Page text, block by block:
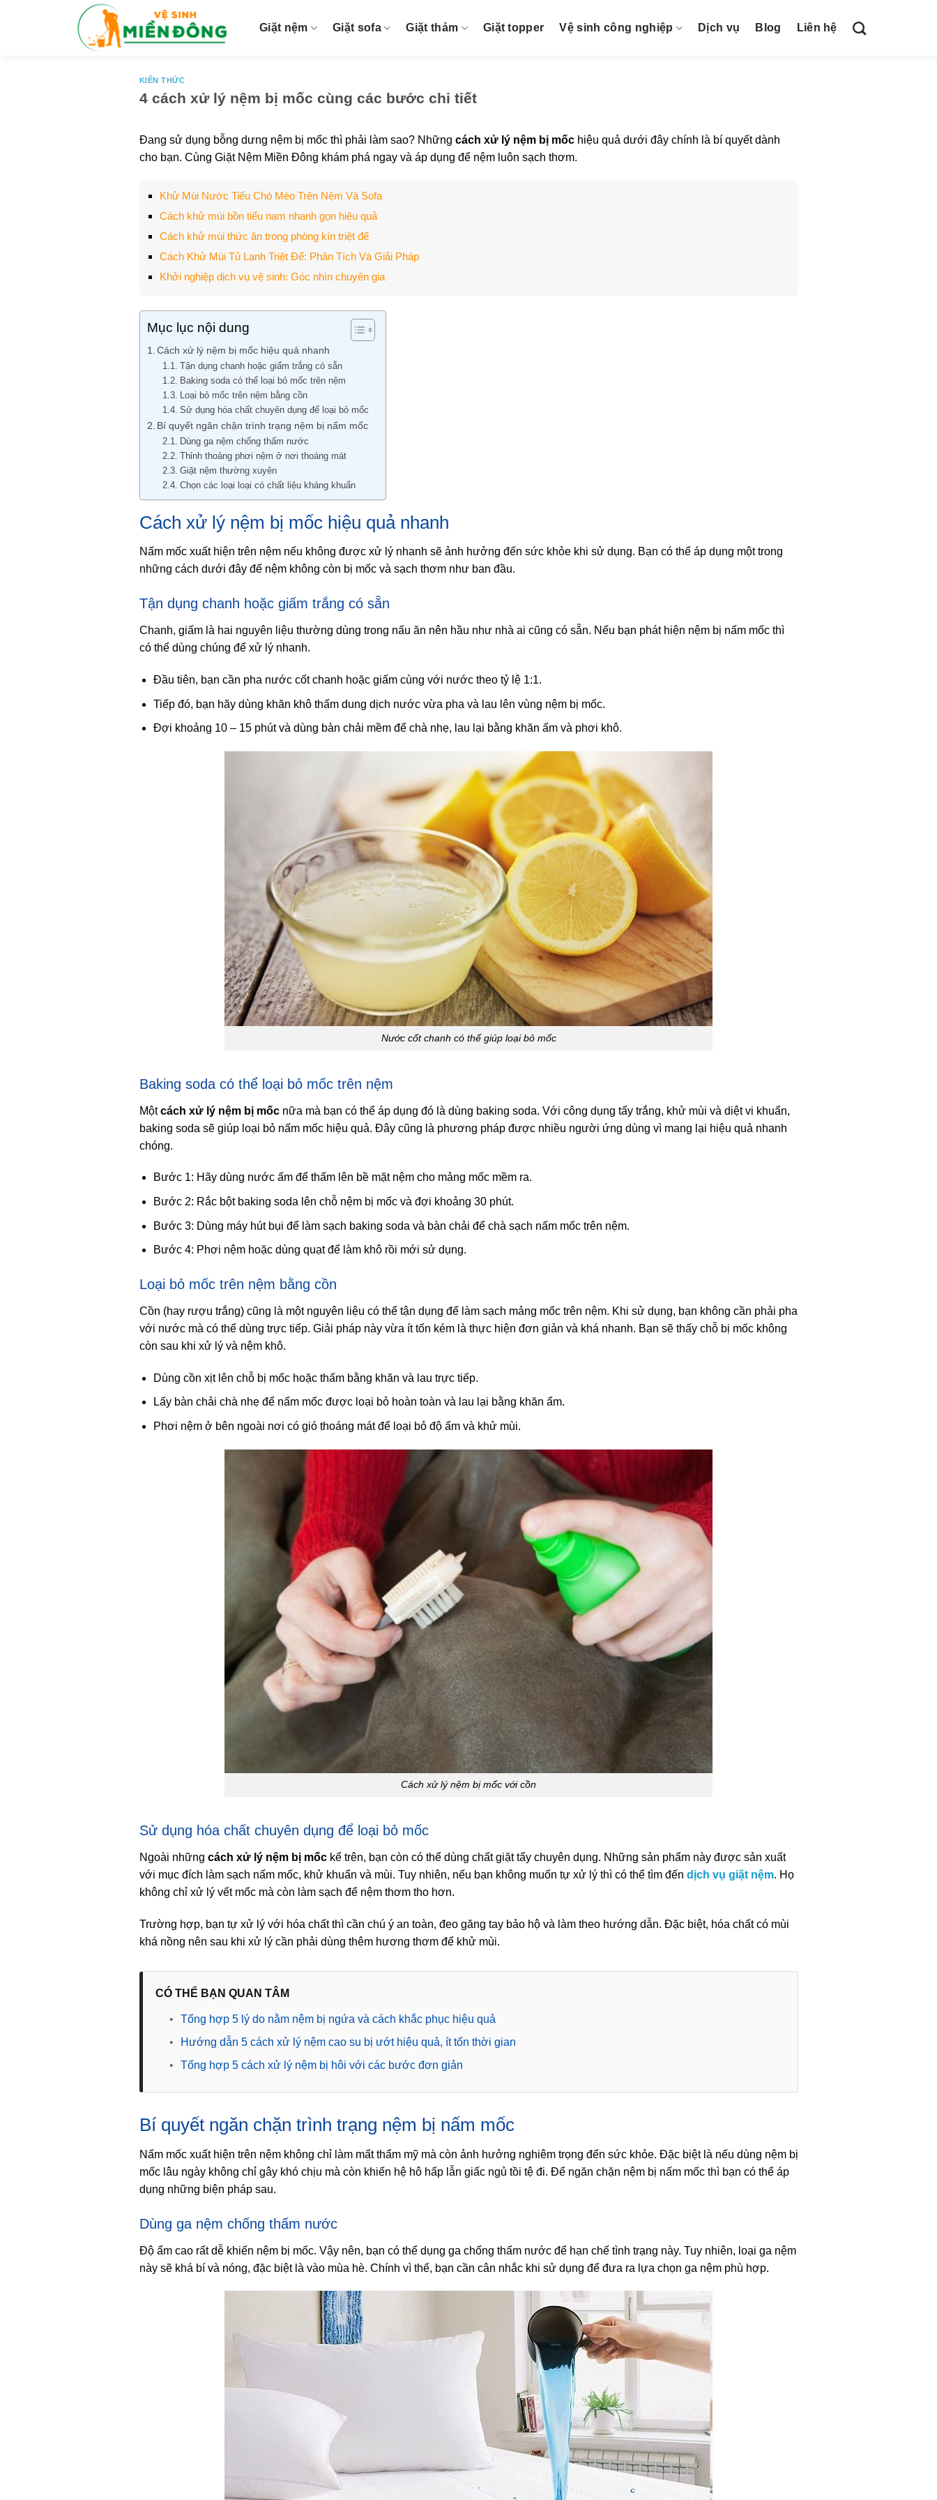
Giặt nệm Giặt sofa Giặt thảm Giặt topper Vệ sinh công nghiệp Dịch vụ Blog Liên hệ
KIẾN THỨC
4 cách xử lý nệm bị mốc cùng các bước chi tiết
Đang sử dụng bỗng dưng nệm bị mốc thì phải làm sao? Những cách xử lý nệm bị mốc hiệu quả dưới đây chính là bí quyết dành
cho bạn. Cùng Giặt Nệm Miền Đông khám phá ngay và áp dụng để nệm luôn sạch thơm.
Khử Mùi Nước Tiểu Chó Mèo Trên Nệm Và Sofa
Cách khử mùi bồn tiểu nam nhanh gọn hiệu quả
Cách khử mùi thức ăn trong phòng kín triệt để
Cách Khử Mùi Tủ Lạnh Triệt Để: Phân Tích Và Giải Pháp
Khởi nghiệp dịch vụ vệ sinh: Góc nhìn chuyên gia
Mục lục nội dung
Cách xử lý nệm bị mốc hiệu quả nhanh
Tận dụng chanh hoặc giấm trắng có sẵn
Baking soda có thể loại bỏ mốc trên nệm
Loại bỏ mốc trên nệm bằng cồn
Sử dụng hóa chất chuyên dụng để loại bỏ mốc
Bí quyết ngăn chặn trình trạng nệm bị nấm mốc
Dùng ga nệm chống thấm nước
Thỉnh thoảng phơi nệm ở nơi thoáng mát
Giặt nệm thường xuyên
Chọn các loại loại có chất liệu kháng khuẩn
Cách xử lý nệm bị mốc hiệu quả nhanh
Nấm mốc xuất hiện trên nệm nếu không được xử lý nhanh sẽ ảnh hưởng đến sức khỏe khi sử dụng. Bạn có thể áp dụng một trong
những cách dưới đây để nệm không còn bị mốc và sạch thơm như ban đầu.
Tận dụng chanh hoặc giấm trắng có sẵn
Chanh, giấm là hai nguyên liệu thường dùng trong nấu ăn nên hầu như nhà ai cũng có sẵn. Nếu bạn phát hiện nệm bị nấm mốc thì
có thể dùng chúng để xử lý nhanh.
Đầu tiên, bạn cần pha nước cốt chanh hoặc giấm cùng với nước theo tỷ lệ 1:1.
Tiếp đó, bạn hãy dùng khăn khô thấm dung dịch nước vừa pha và lau lên vùng nệm bị mốc.
Đợi khoảng 10 – 15 phút và dùng bàn chải mềm để chà nhẹ, lau lại bằng khăn ấm và phơi khô.
Nước cốt chanh có thể giúp loại bỏ mốc
Baking soda có thể loại bỏ mốc trên nệm
Mộtcách xử lý nệm bị mốcnữa mà bạn có thể áp dụng đó là dùng baking soda. Với công dụng tẩy trắng, khử mùi và diệt vi khuẩn,
baking soda sẽ giúp loại bỏ nấm mốc hiệu quả. Đây cũng là phương pháp được nhiều người ứng dùng vì mang lại hiệu quả nhanh
chóng.
Bước 1: Hãy dùng nước ấm để thấm lên bề mặt nệm cho mảng mốc mềm ra.
Bước 2: Rắc bột baking soda lên chỗ nệm bị mốc và đợi khoảng 30 phút.
Bước 3: Dùng máy hút bụi để làm sạch baking soda và bàn chải để chà sạch nấm mốc trên nệm.
Bước 4: Phơi nệm hoặc dùng quạt để làm khô rồi mới sử dụng.
Loại bỏ mốc trên nệm bằng cồn
Cồn (hay rượu trắng) cũng là một nguyên liệu có thể tận dụng để làm sạch mảng mốc trên nệm. Khi sử dụng, bạn không cần phải pha
với nước mà có thể dùng trực tiếp. Giải pháp này vừa ít tốn kém là thực hiện đơn giản và khá nhanh. Bạn sẽ thấy chỗ bị mốc không
còn sau khi xử lý và nệm khô.
Dùng cồn xịt lên chỗ bị mốc hoặc thấm bằng khăn và lau trực tiếp.
Lấy bàn chải chà nhẹ để nấm mốc được loại bỏ hoàn toàn và lau lại bằng khăn ẩm.
Phơi nệm ở bên ngoài nơi có gió thoáng mát để loại bỏ độ ẩm và khử mùi.
Cách xử lý nệm bị mốc với cồn
Sử dụng hóa chất chuyên dụng để loại bỏ mốc
Ngoài những cách xử lý nệm bị mốckể trên, bạn còn có thể dùng chất giặt tẩy chuyên dụng. Những sản phẩm này được sản xuất
với mục đích làm sạch nấm mốc, khử khuẩn và mùi. Tuy nhiên, nếu bạn không muốn tự xử lý thì có thể tìm đến dịch vụ giặt nệm. Họ
không chỉ xử lý vết mốc mà còn làm sạch để nệm thơm tho hơn.
Trường hợp, bạn tự xử lý với hóa chất thì cần chú ý an toàn, đeo găng tay bảo hộ và làm theo hướng dẫn. Đặc biệt, hóa chất có mùi
khá nồng nên sau khi xử lý cần phải dùng thêm hương thơm để khử mùi.
CÓ THỂ BẠN QUAN TÂM
•
Tổng hợp 5 lý do nằm nệm bị ngứa và cách khắc phục hiệu quả
•
Hướng dẫn 5 cách xử lý nệm cao su bị ướt hiệu quả, ít tốn thời gian
•
Tổng hợp 5 cách xử lý nệm bị hôi với các bước đơn giản
Bí quyết ngăn chặn trình trạng nệm bị nấm mốc
Nấm mốc xuất hiện trên nệm không chỉ làm mất thẩm mỹ mà còn ảnh hưởng nghiêm trọng đến sức khỏe. Đặc biệt là nếu dùng nệm bị
mốc lâu ngày không chỉ gây khó chịu mà còn khiến hệ hô hấp lẫn giấc ngủ tồi tệ đi. Để ngăn chặn nệm bị nấm mốc thì bạn có thể áp
dụng những biện pháp sau.
Dùng ga nệm chống thấm nước
Độ ẩm cao rất dễ khiến nệm bị mốc. Vậy nên, bạn có thể dụng ga chống thấm nước để hạn chế tình trạng này. Tuy nhiên, loại ga nệm
này sẽ khá bí và nóng, đặc biệt là vào mùa hè. Chính vì thế, bạn cần cân nhắc khi sử dụng để đưa ra lựa chọn ga nệm phù hợp.